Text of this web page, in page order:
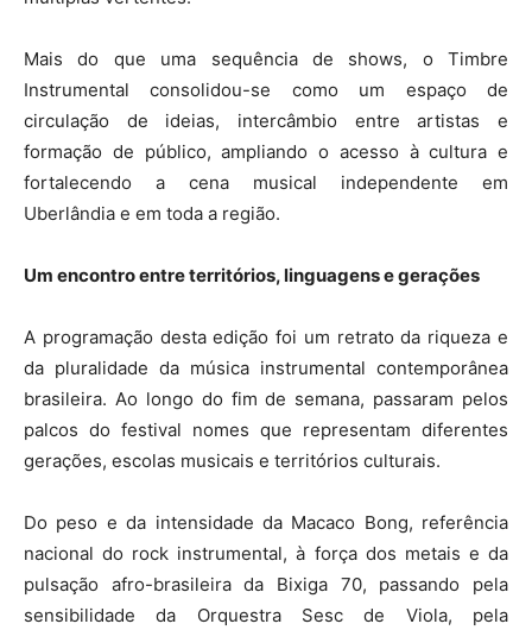
Mais do que uma sequência de shows, o Timbre
Instrumental consolidou-se como um espaço de
circulação de ideias, intercâmbio entre artistas e
formação de público, ampliando o acesso à cultura e
fortalecendo a cena musical independente em
Uberlândia e em toda a região.
Um encontro entre territórios, linguagens e gerações
A programação desta edição foi um retrato da riqueza e
da pluralidade da música instrumental contemporânea
brasileira. Ao longo do fim de semana, passaram pelos
palcos do festival nomes que representam diferentes
gerações, escolas musicais e territórios culturais.
Do peso e da intensidade da Macaco Bong, referência
nacional do rock instrumental, à força dos metais e da
pulsação afro-brasileira da Bixiga 70, passando pela
sensibilidade da Orquestra Sesc de Viola, pela